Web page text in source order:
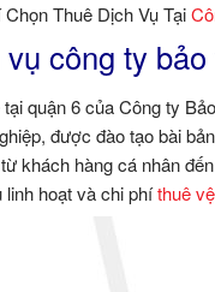
Thuê Dịch Vụ Tại
công ty
quận 6 của Công ty
được đào tạo bài
khách hàng cá nhân
hoạt và chi phíthuê